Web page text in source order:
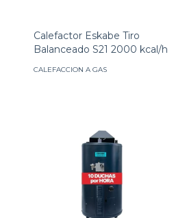
Calefactor Eskabe Tiro
Balanceado S21 2000 kcal/h
CALEFACCION A GAS